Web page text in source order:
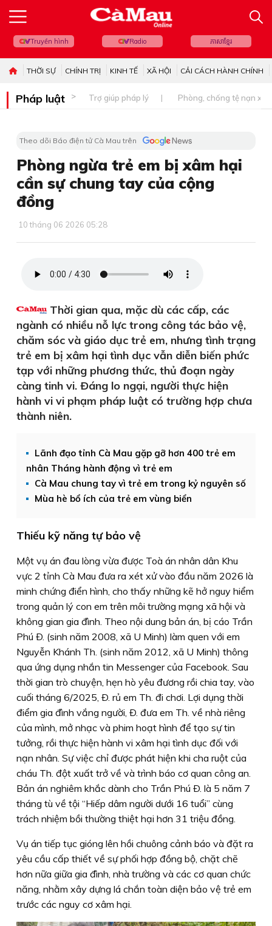
Truyền hình Radio ភាសាខ្មែរ
THỜI SỰ CHÍNH TRỊ KINH TẾ XÃ HỘI CẢI CÁCH HÀNH CHÍNH
Pháp luật Trợ giúp pháp lý Phòng, chống tệ nạn xã
Theo dõi Báo điện tử Cà Mau trên
Phòng ngừa trẻ em bị xâm hại
cần sự chung tay của cộng
đồng
10 tháng 06 2026 05:28
Thời gian qua, mặc dù các cấp, các
ngành có nhiều nỗ lực trong công tác bảo vệ,
chăm sóc và giáo dục trẻ em, nhưng tình trạng
trẻ em bị xâm hại tình dục vẫn diễn biến phức
tạp với những phương thức, thủ đoạn ngày
càng tinh vi. Ðáng lo ngại, người thực hiện
hành vi vi phạm pháp luật có trường hợp chưa
thành niên.
Lãnh đạo tỉnh Cà Mau gặp gỡ hơn 400 trẻ em
nhân Tháng hành động vì trẻ em
Cà Mau chung tay vì trẻ em trong kỷ nguyên số
Mùa hè bổ ích của trẻ em vùng biển
Thiếu kỹ năng tự bảo vệ
Một vụ án đau lòng vừa được Toà án nhân dân Khu
vực 2 tỉnh Cà Mau đưa ra xét xử vào đầu năm 2026 là
minh chứng điển hình, cho thấy những kẽ hở nguy hiểm
trong quản lý con em trên môi trường mạng xã hội và
không gian gia đình. Theo nội dung bản án, bị cáo Trần
Phú Ð. (sinh năm 2008, xã U Minh) làm quen với em
Nguyễn Khánh Th. (sinh năm 2012, xã U Minh) thông
qua ứng dụng nhắn tin Messenger của Facebook. Sau
thời gian trò chuyện, hẹn hò yêu đương rồi chia tay, vào
cuối tháng 6/2025, Ð. rủ em Th. đi chơi. Lợi dụng thời
điểm gia đình vắng người, Ð. đưa em Th. về nhà riêng
của mình, mở nhạc và phim hoạt hình để tạo sự tin
tưởng, rồi thực hiện hành vi xâm hại tình dục đối với
nạn nhân. Sự việc chỉ được phát hiện khi cha ruột của
cháu Th. đột xuất trở về và trình báo cơ quan công an.
Bản án nghiêm khắc dành cho Trần Phú Ð. là 5 năm 7
tháng tù về tội “Hiếp dâm người dưới 16 tuổi” cùng
trách nhiệm bồi thường thiệt hại hơn 31 triệu đồng.
Vụ án tiếp tục gióng lên hồi chuông cảnh báo và đặt ra
yêu cầu cấp thiết về sự phối hợp đồng bộ, chặt chẽ
hơn nữa giữa gia đình, nhà trường và các cơ quan chức
năng, nhằm xây dựng lá chắn toàn diện bảo vệ trẻ em
trước các nguy cơ xâm hại.